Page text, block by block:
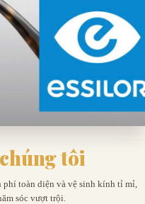
tôi
phí toàn diện và vệ sinh kính tỉ mỉ,
sóc vượt trội.